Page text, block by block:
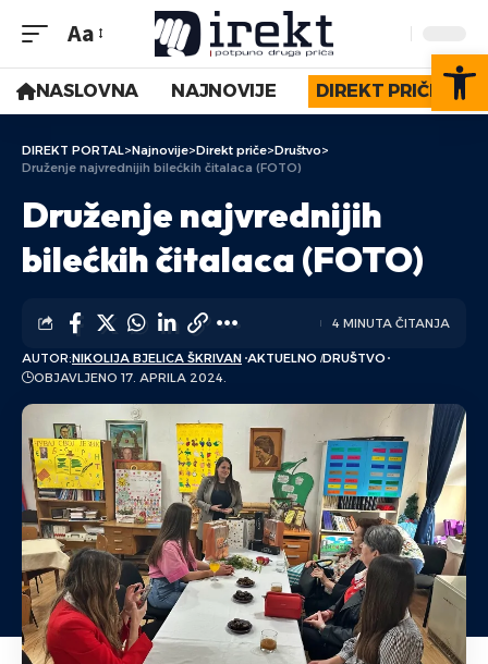
Aa
NASLOVNA NAJNOVIJE DIREKT PRIČE
DIREKT PORTAL>Najnovije>Direkt priče>Društvo>
Druženje najvrednijih bilećkih čitalaca (FOTO)
Druženje najvrednijih
bilećkih čitalaca (FOTO)
AUTOR:NIKOLIJA BJELICA ŠKRIVAN AKTUELNO DRUŠTVO
OBJAVLJENO 17. APRILA 2024.
4 MINUTA ČITANJA